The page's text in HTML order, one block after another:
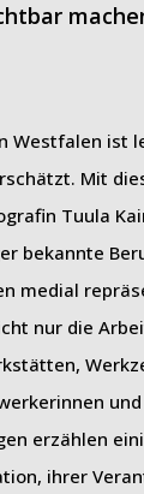
Westfalen ist
Mit
Tuula
bekannte
medial
nur die
erzählen
ihrer